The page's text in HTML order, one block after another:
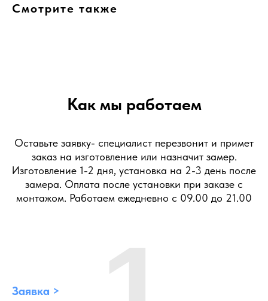
Смотрите также
Как мы работаем
Оставьте заявку- специалист перезвонит и примет
заказ на изготовление или назначит замер.
Изготовление 1-2 дня, установка на 2-3 день после
замера. Оплата после установки при заказе с
монтажом. Работаем ежедневно с 09.00 до 21.00
Заявка >